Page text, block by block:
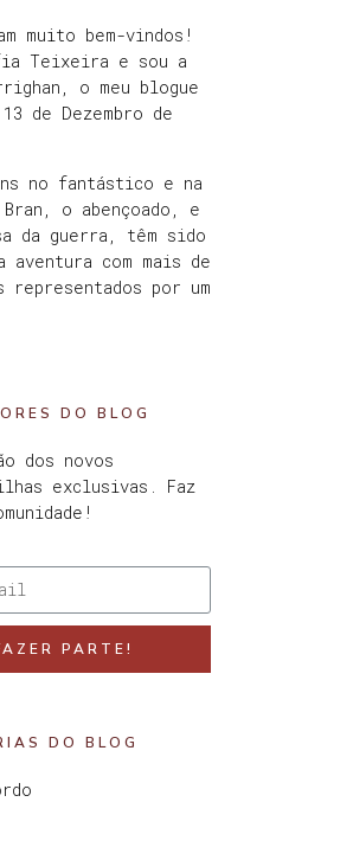
muito bem-vindos!
Teixeira e sou a
o meu blogue
de Dezembro de
no fantástico e na
o abençoado, e
da guerra, têm sido
aventura com mais de
representados por um
DO BLOG
dos novos
exclusivas. Faz
PARTE!
DO BLOG